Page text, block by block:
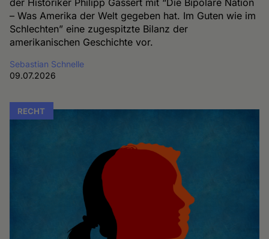
– Was Amerika der Welt gegeben hat. Im Guten wie im
Schlechten” eine zugespitzte Bilanz der
amerikanischen Geschichte vor.
Sebastian Schnelle
09.07.2026
RECHT